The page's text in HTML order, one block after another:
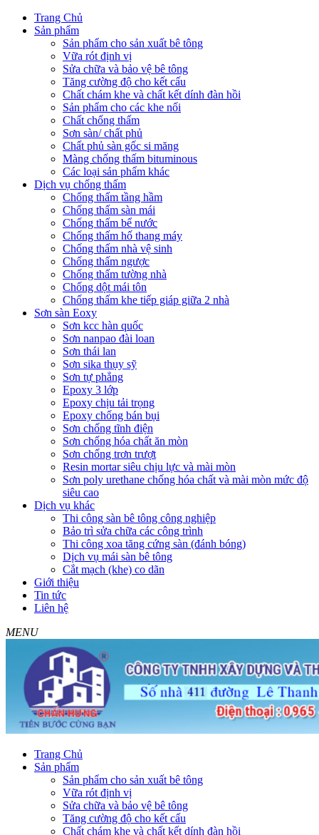
Trang Chủ
Sản phẩm
Sản phẩm cho sản xuất bê tông
Vữa rót định vị
Sửa chữa và bảo vệ bê tông
Tăng cường độ cho kết cấu
Chất chám khe và chất kết dính đàn hồi
Sản phẩm cho các khe nối
Chất chống thấm
Sơn sàn/ chất phủ
Chất phủ sàn gốc si măng
Màng chống thấm bituminous
Các loại sản phẩm khác
Dịch vụ chống thấm
Chống thấm tầng hầm
Chống thấm sàn mái
Chống thấm bể nước
Chống thấm hố thang máy
Chống thấm nhà vệ sinh
Chống thấm ngược
Chống thấm tường nhà
Chống dột mái tôn
Chống thấm khe tiếp giáp giữa 2 nhà
Sơn sàn Eoxy
Sơn kcc hàn quốc
Sơn nanpao đài loan
Sơn thái lan
Sơn sika thụy sỹ
Sơn tự phẳng
Epoxy 3 lớp
Epoxy chịu tải trọng
Epoxy chống bán bụi
Sơn chống tĩnh điện
Sơn chống hóa chất ăn mòn
Sơn chống trơn trượt
Resin mortar siêu chịu lực và mài mòn
Sơn poly urethane chống hóa chất và mài mòn mức độ
siêu cao
Dịch vụ khác
Thi công sàn bê tông công nghiệp
Bảo trì sửa chữa các công trình
Thi công xoa tăng cứng sàn (đánh bóng)
Dịch vụ mái sàn bê tông
Cắt mạch (khe) co dãn
Giới thiệu
Tin tức
Liên hệ
MENU
Trang Chủ
Sản phẩm
Sản phẩm cho sản xuất bê tông
Vữa rót định vị
Sửa chữa và bảo vệ bê tông
Tăng cường độ cho kết cấu
Chất chám khe và chất kết dính đàn hồi